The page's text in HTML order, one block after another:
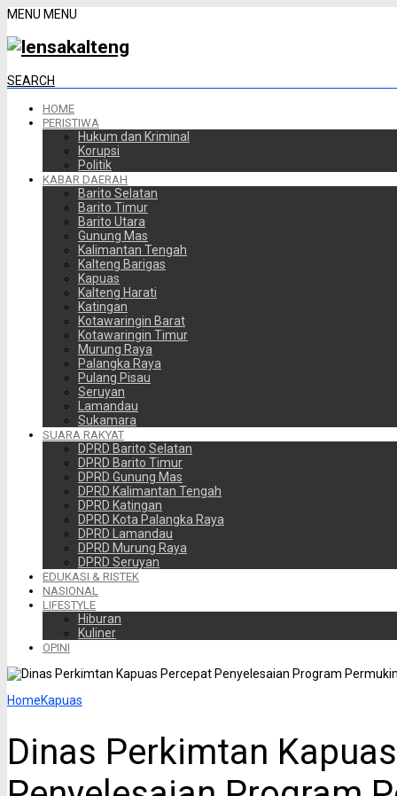
MENU MENU
SEARCH
HOME
PERISTIWA
Hukum dan Kriminal
Korupsi
Politik
KABAR DAERAH
Barito Selatan
Barito Timur
Barito Utara
Gunung Mas
Kalimantan Tengah
Kalteng Barigas
Kapuas
Kalteng Harati
Katingan
Kotawaringin Barat
Kotawaringin Timur
Murung Raya
Palangka Raya
Pulang Pisau
Seruyan
Lamandau
Sukamara
SUARA RAKYAT
DPRD Barito Selatan
DPRD Barito Timur
DPRD Gunung Mas
DPRD Kalimantan Tengah
DPRD Katingan
DPRD Kota Palangka Raya
DPRD Lamandau
DPRD Murung Raya
DPRD Seruyan
EDUKASI & RISTEK
NASIONAL
LIFESTYLE
Hiburan
Kuliner
OPINI
HomeKapuas
Dinas Perkimtan